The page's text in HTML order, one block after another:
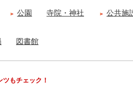
公園 寺院・神社 公共施
図書館
もチェック！